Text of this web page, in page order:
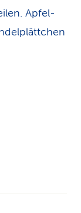
Apfel-